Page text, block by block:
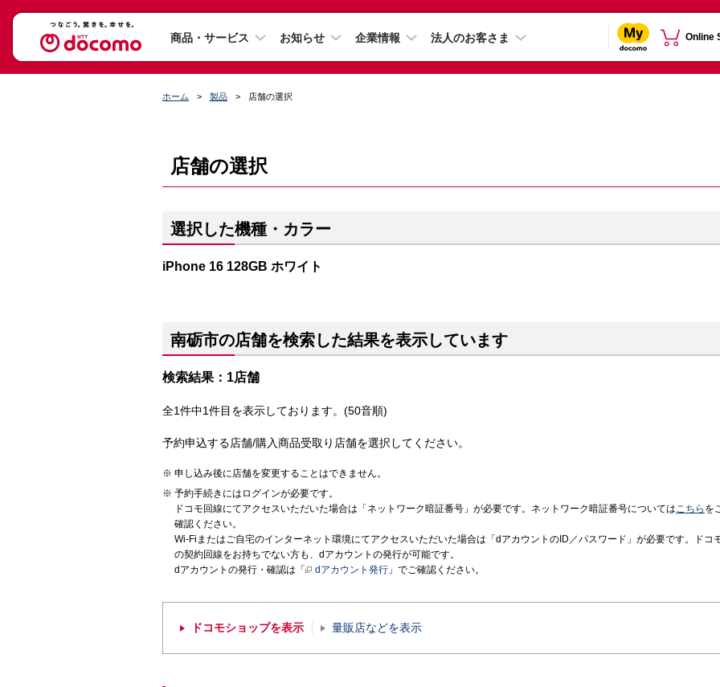
商品・サービス お知らせ 企業情報 法人のお客さま Online
ホーム 製品 店舗の選択
店舗の選択
選択した機種・カラー
iPhone 16 128GB ホワイト
南砺市の店舗を検索した結果を表示しています
検索結果：1店舗
全1件中1件目を表示しております。(50音順)
予約申込する店舗/購入商品受取り店舗を選択してください。
申し込み後に店舗を変更することはできません。
予約手続きにはログインが必要です。
ドコモ回線にてアクセスいただいた場合は「ネットワーク暗証番号」が必要です。ネットワーク暗証番号についてはこちら を
確認ください。
Wi-Fiまたはご自宅のインターネット環境にてアクセスいただいた場合は「dアカウントのID／パスワード」が必要です。ドコ
の契約回線をお持ちでない方も、dアカウントの発行が可能です。
dアカウントの発行・確認は「
dアカウント発行 」でご確認ください。
ドコモショップを表示 量販店などを表示